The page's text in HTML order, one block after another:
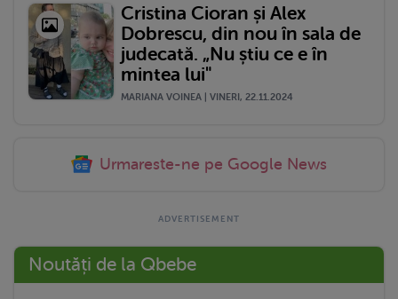
Cristina Cioran și Alex
Dobrescu, din nou în sala de
judecată. „Nu știu ce e în
mintea lui"
MARIANA VOINEA | VINERI, 22.11.2024
Urmareste-ne pe Google News
Noutăți de la Qbebe